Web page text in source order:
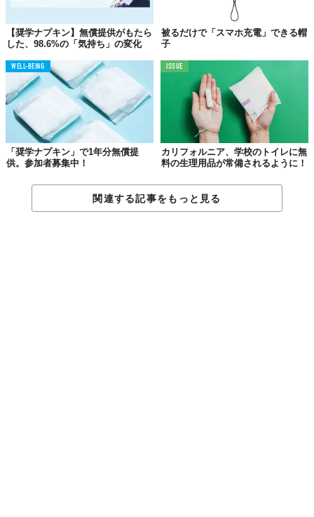
【奨学ナプキン】無償提供がもたら
した、98.6%の「気持ち」の変化
被るだけで「スマホ充電」できる帽
子
WELL-BEING
「奨学ナプキン」で1年分無償提
供。参加者募集中！
ISSUE
カリフォルニア、学校のトイレに無
料の生理用品が常備されるように！
関連する記事をもっと見る